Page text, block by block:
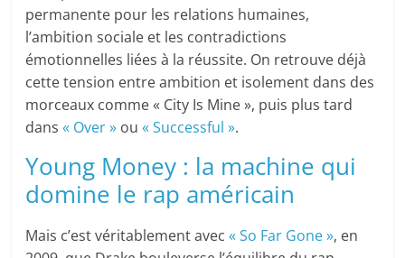
permanente pour les relations humaines,
l’ambition sociale et les contradictions
émotionnelles liées à la réussite. On retrouve déjà
cette tension entre ambition et isolement dans des
morceaux comme « City Is Mine », puis plus tard
dans« Over » ou« Successful ».
Young Money : la machine qui
domine le rap américain
Mais c’est véritablement avec« So Far Gone », en